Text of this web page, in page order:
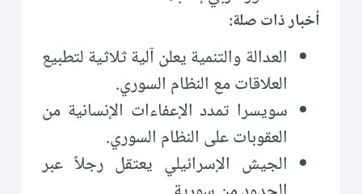
أخبار ذات صلة:
العدالة والتنمية يعلن آلية ثلاثية لتطبيع
العلاقات مع النظام السوري.
سويسرا تمدد الإعفاءات الإنسانية من
العقوبات على النظام السوري.
الجيش الإسرائيلي يعتقل رجلاً عبر